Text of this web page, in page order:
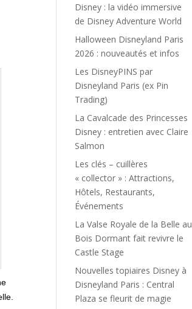
Disney : la vidéo immersive
de Disney Adventure World
Halloween Disneyland Paris
2026 : nouveautés et infos
Les DisneyPINS par
Disneyland Paris (ex Pin
Trading)
La Cavalcade des Princesses
Disney : entretien avec Claire
Salmon
Les clés – cuillères
« collector » : Attractions,
Hôtels, Restaurants,
Événements
La Valse Royale de la Belle au
Bois Dormant fait revivre le
Castle Stage
Nouvelles topiaires Disney à
Disneyland Paris : Central
Plaza se fleurit de magie